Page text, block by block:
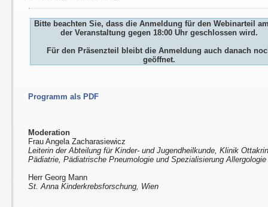
Bitte beachten Sie, dass die Anmeldung für den Webinarteil
der Veranstaltung gegen 18:00 Uhr geschlossen wird.
Für den Präsenzteil bleibt die Anmeldung auch danach
geöffnet.
Programm als PDF
Moderation
Frau Angela Zacharasiewicz
Leiterin der Abteilung für Kinder- und Jugendheilkunde, Klinik
Pädiatrie, Pädiatrische Pneumologie und Spezialisierung Allergologie
Herr Georg Mann
St. Anna Kinderkrebsforschung, Wien